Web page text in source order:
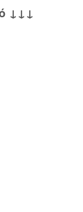
↓↓↓